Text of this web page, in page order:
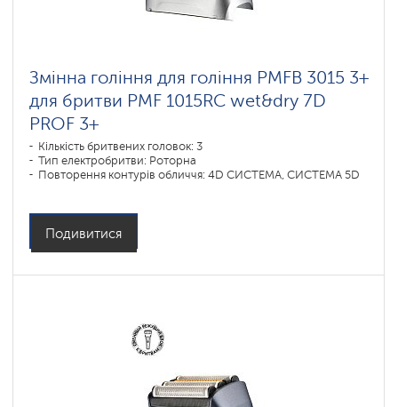
Змінна гоління для гоління PMFB 3015 3+
для бритви PMF 1015RC wet&dry 7D
PROF 3+
Кількість бритвених головок: 3
Тип електробритви: Роторна
Повторення контурів обличчя: 4D СИСТЕМА, СИСТЕМА 5D
Подивитися